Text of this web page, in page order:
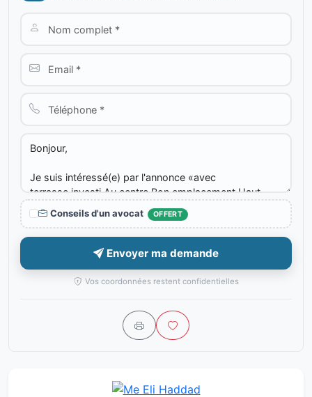
Conseils d'un avocat OFFERT
Envoyer ma demande
Vos coordonnées restent confidentielles